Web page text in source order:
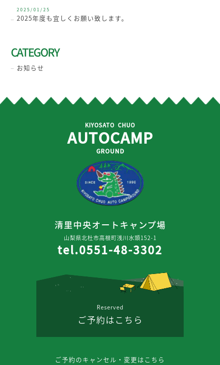
2025/01/25
2025年度も宜しくお願い致します。
CATEGORY
お知らせ
KIYOSATO CHUO
AUTOCAMP
GROUND
清里中央オートキャンプ場
山梨県北杜市高根町浅川水頭152-1
tel.0551-48-3302
Reserved
ご予約はこちら
ご予約のキャンセル・変更はこちら